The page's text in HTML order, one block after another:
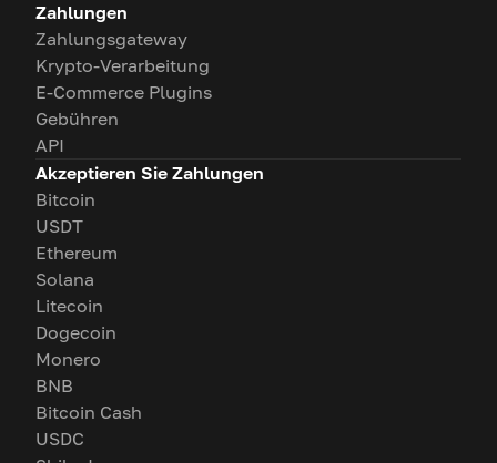
Zahlungen
Zahlungsgateway
Krypto-Verarbeitung
E-Commerce Plugins
Gebühren
API
Akzeptieren Sie Zahlungen
Bitcoin
USDT
Ethereum
Solana
Litecoin
Dogecoin
Monero
BNB
Bitcoin Cash
USDC